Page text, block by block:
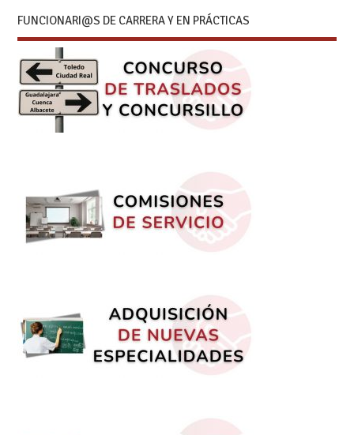
FUNCIONARI@S DE CARRERA Y EN PRÁCTICAS